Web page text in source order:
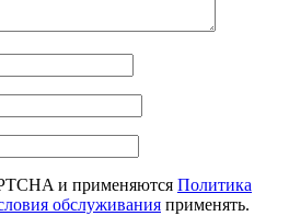
и применяются Политика
обслуживания применять.